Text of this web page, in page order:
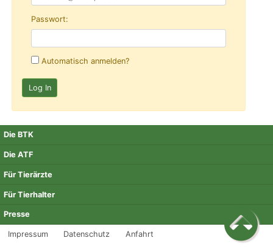
Passwort:
Automatisch anmelden?
Die BTK
Die ATF
Für Tierärzte
Für Tierhalter
Presse
Impressum Datenschutz Anfahrt